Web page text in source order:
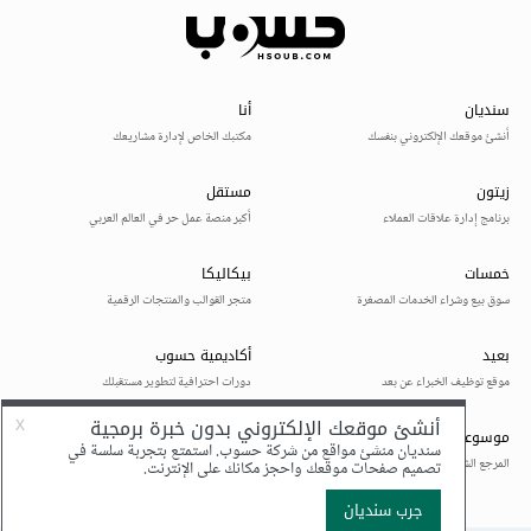
بمعرفة عن التعلم العميق وفرقه عن خوارميات التعلم الالي
وماهي اهم انواع الشبكات العصبونية.
التعلم العميق: فهم الشبكات العصبية والتعلم العميق عبر حل
بتطبيق مبادئ DevOps على أنظمة التعلم الآلي. يتضمن
ذلك إصدار النموذج ونشر النموذج والمراقبة والتنسيق.
التخصص: بناء على اهتماماتك وتطلعاتك المهنية ، تخصص
رؤية الكمبيوتر أو التعلم المعزز أو أي مجال آخر.
الشهر 10 والى النهاية - استمر في التعلم والاستكشاف:
تخصص أكثر: حاول قراءة كتابين على الاقل في المجال الذي
اخترته بحيث في النهاية عند قراءة عناوين في الكتاب تكون
قادر على الاجابة وشرح مفهوم معين.